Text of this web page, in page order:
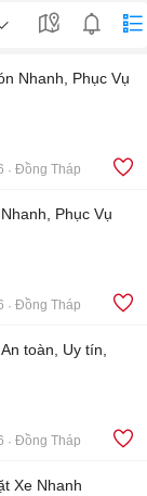
Nhanh, Phục Vụ
Đồng Tháp
Phục Vụ
Đồng Tháp
toàn, Uy tín,
Đồng Tháp
Xe Nhanh